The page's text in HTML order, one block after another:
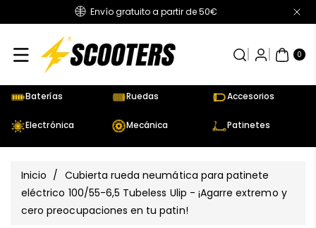
Envío gratuito a partir de 50€
0
AR
TÍC
UL
Baterías Ruedas Accesorios
Electrónica Mecánica Patinetes
Inicio / Cubierta rueda neumática para patinete
eléctrico 100/55-6,5 Tubeless Ulip - ¡Agarre extremo y
cero preocupaciones en tu patin!